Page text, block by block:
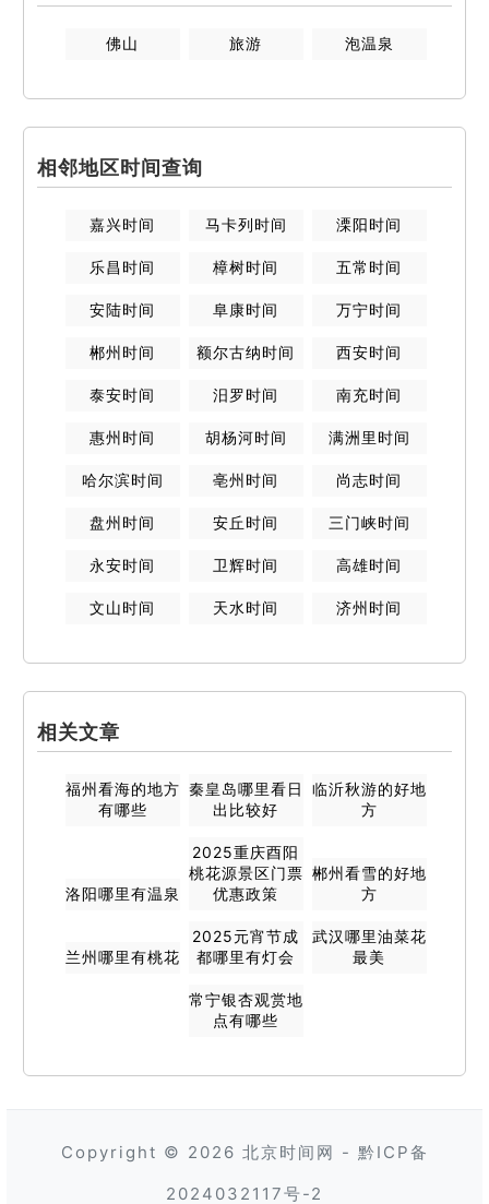
佛山 旅游 泡温泉
相邻地区时间查询
嘉兴时间 马卡列时间 溧阳时间
乐昌 时间 樟树时间 五常 时间
安陆时间 阜康时间 万宁时间
郴州时间 额尔古纳时间 西安时间
泰安时间 汨罗时间 南充时间
惠州时间 胡杨河时间 满洲里 时间
哈尔滨时间 亳州时间 尚志时间
盘州时间 安丘时间 三门峡时间
永安时间 卫辉时间 高雄时间
文山时间 天水时间 济州时间
相关文章
福州看海的地方
有哪些
秦皇岛哪里看日
出比较好
临沂秋游的好地
方
洛阳哪里有温泉
2025重庆酉阳
桃花源景区门票
优惠政策
郴州看雪的好地
方
兰州哪里有桃花
2025元宵节成
都哪里有灯会
武汉哪里油菜花
最美
常宁银杏观赏地
点有哪些
Copyright © 2026 北京时间网 - 黔ICP备
2024032117号-2